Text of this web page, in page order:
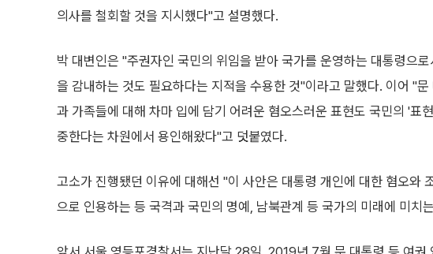
의사를 철회할 것을 지시했다"고 설명했다.
박 대변인은 "주권자인 국민의 위임을 받아 국가를 운영하는 대통령으
을 감내하는 것도 필요하다는 지적을 수용한 것"이라고 말했다. 이어 "문
과 가족들에 대해 차마 입에 담기 어려운 혐오스러운 표현도 국민의 '표
중한다는 차원에서 용인해왔다"고 덧붙였다.
고소가 진행됐던 이유에 대해선 "이 사안은 대통령 개인에 대한 혐오와
으로 인용하는 등 국격과 국민의 명예, 남북관계 등 국가의 미래에 미치